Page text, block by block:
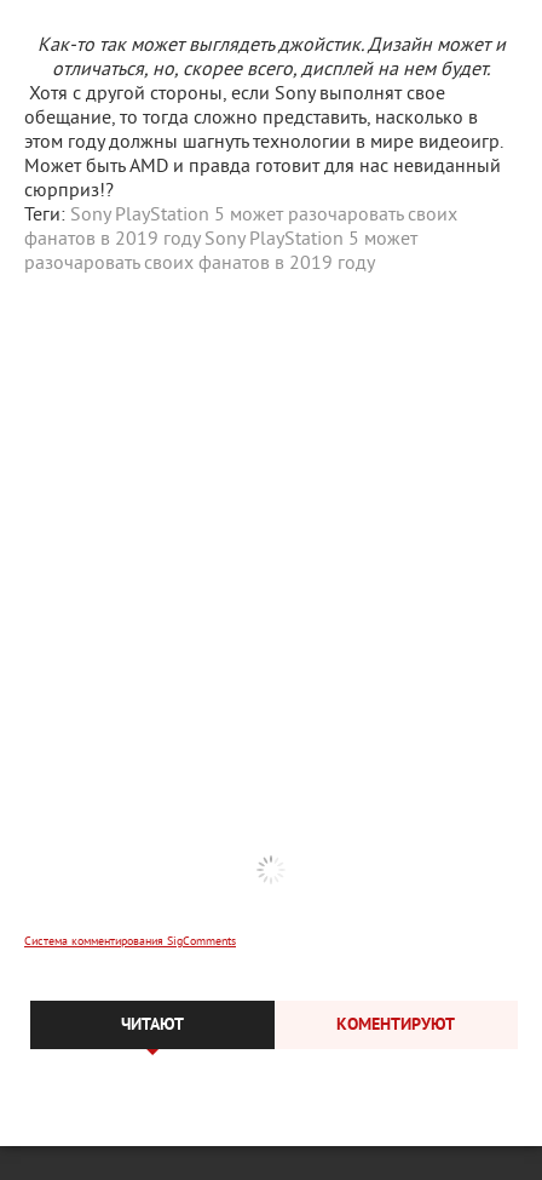
Как-то так может выглядеть джойстик. Дизайн может и
отличаться, но, скорее всего, дисплей на нем будет.
Хотя с другой стороны, если Sony выполнят свое
обещание, то тогда сложно представить, насколько в
этом году должны шагнуть технологии в мире видеоигр.
Может быть AMD и правда готовит для нас невиданный
сюрприз!?
Теги: Sony PlayStation 5 может разочаровать своих
фанатов в 2019 году Sony PlayStation 5 может
разочаровать своих фанатов в 2019 году
Система комментирования SigComments
ЧИТАЮТ КОМЕНТИРУЮТ